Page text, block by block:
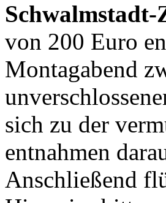
Schwalmstadt-
von 200 Euro
Montagabend
sich zu der
entnahmen
Anschließend